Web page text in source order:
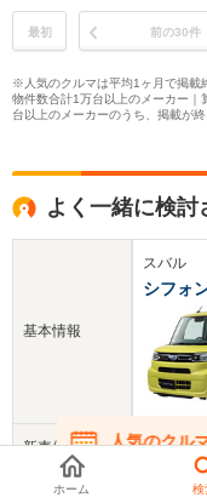
最初 前の30件
※人気のクルマは平均1ヶ月で掲載
物件数合計1万台以上のメーカー
台以上のメーカーのうち、掲載が
よく一緒に検
基本情報
新車価格
中古車
スバル
シフォ
130.7～
人気のクル
在庫が無くな
ホーム 検